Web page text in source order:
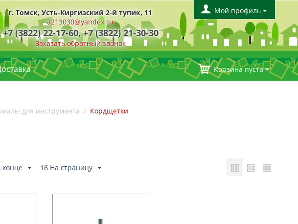
г. Томск, Усть-Киргизский 2-й тупик, 11
a213030@yandex.ru
+7 (3822) 22-17-60, +7 (3822) 21-30-30
Заказать обратный звонок
Мой профиль
Корзина пуста
для инструмента / Кордщетки
конце 16 На страницу